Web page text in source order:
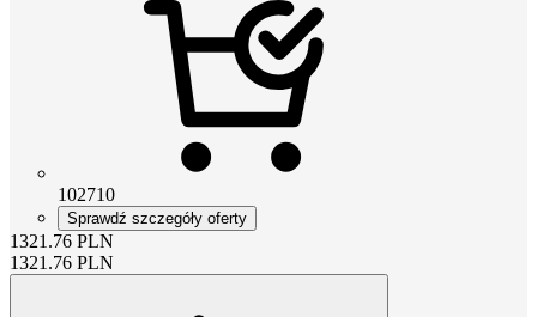
102710
Sprawdź szczegóły oferty
1321.76 PLN
1321.76 PLN